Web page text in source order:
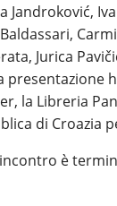
Jandroković,
Jurica
presentazione
la Libreria
di Croazia
è